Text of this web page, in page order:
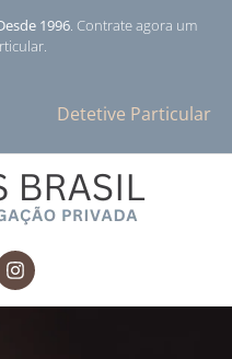
1996. Contrate agora um
Detetive Particular